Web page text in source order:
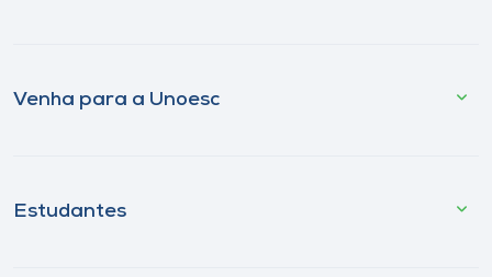
Venha para a Unoesc
Estudantes